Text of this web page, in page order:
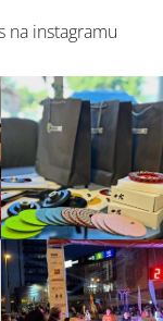
na instagramu